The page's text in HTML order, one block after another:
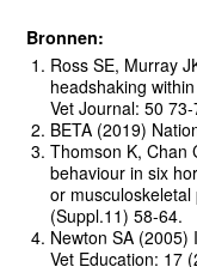
Bronnen:
Ross SE, Murray
headshaking
Vet Journal: 50 73-
BETA (2019)
Thomson K, Chan
behaviour in six
or
(Suppl.11) 58-64.
Newton SA (2005)
Vet Education: 17